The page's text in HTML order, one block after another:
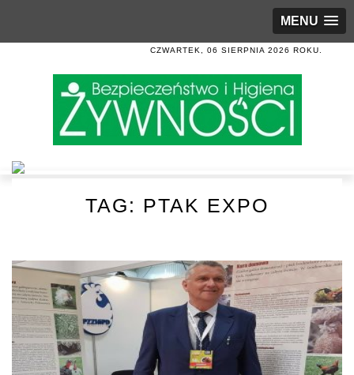
MENU
CZWARTEK, 06 SIERPNIA 2026 ROKU.
TAG: PTAK EXPO